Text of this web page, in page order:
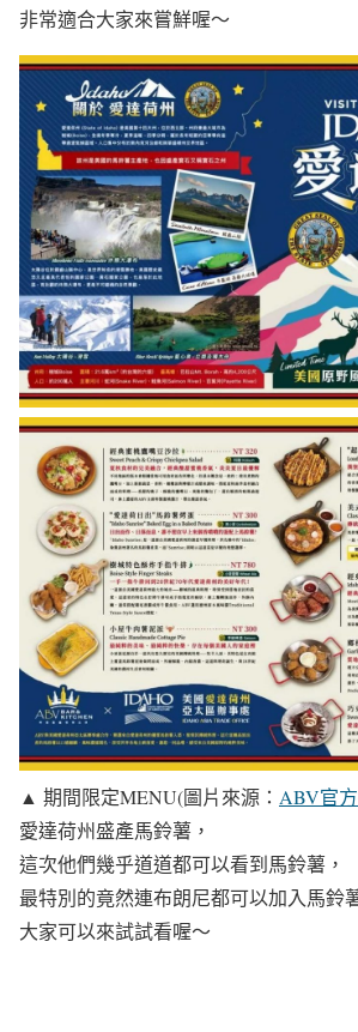
非常適合大家來嘗鮮喔～
▲ 期間限定MENU(圖片來源： ABV官
愛達荷州盛產馬鈴薯，
這次他們幾乎道道都可以看到馬鈴薯，
最特別的竟然連布朗尼都可以加入馬鈴
大家可以來試試看喔～